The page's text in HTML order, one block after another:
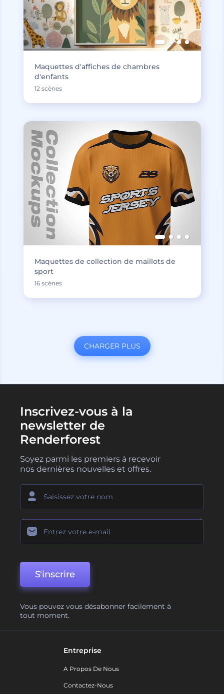
Maquettes d'affiches de chambres
d'enfants
12 scènes
Maquettes de collection de maillots de
sport
16 scènes
CHARGER PLUS
Inscrivez-vous à la
newsletter de
Renderforest
Soyez parmi les premiers à recevoir
nos dernières nouvelles et offres.
S'inscrire
Vous pouvez vous désabonner facilement à
tout moment.
Entreprise
A Propos De Nous
Contactez-Nous